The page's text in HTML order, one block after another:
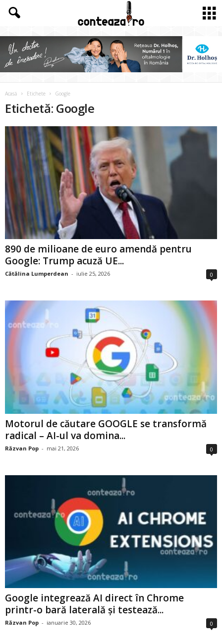
Acasă Etichete Google
Etichetă: Google
890 de milioane de euro amendă pentru
Google: Trump acuză UE...
Cătălina Lumperdean - iulie 25, 2026 0
Motorul de căutare GOOGLE se transformă
radical – AI-ul va domina...
Răzvan Pop - mai 21, 2026 0
Google integrează AI direct în Chrome
printr-o bară laterală și testează...
Răzvan Pop - ianuarie 30, 2026 0